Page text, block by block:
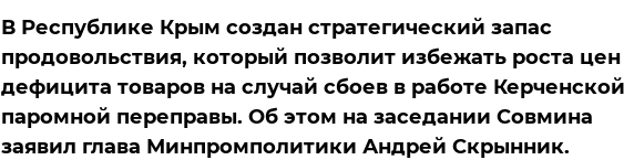
В Республике Крым создан стратегический запас
продовольствия, который позволит избежать роста
дефицита товаров на случай сбоев в работе Керченской
паромной переправы. Об этом на заседании Совмина
заявил глава Минпромполитики Андрей Скрынник.